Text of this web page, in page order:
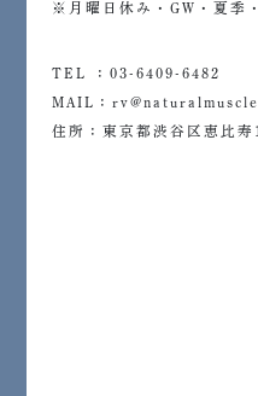
※月曜日休み・GW・夏季
TEL ：03-6409-6482
MAIL：
住所：東京都渋谷区恵比